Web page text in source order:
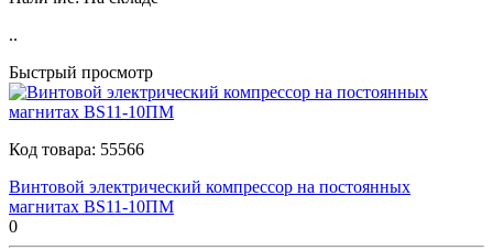
..
Быстрый просмотр
Код товара: 55566
Винтовой электрический компрессор на постоянных
магнитах BS11-10ПМ
0